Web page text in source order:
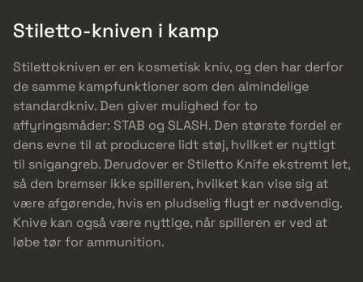
Stiletto-kniven i kamp
Stilettokniven er en kosmetisk kniv, og den har derfor
de samme kampfunktioner som den almindelige
standardkniv. Den giver mulighed for to
affyringsmåder: STAB og SLASH. Den største fordel er
dens evne til at producere lidt støj, hvilket er nyttigt
til snigangreb. Derudover er Stiletto Knife ekstremt let,
så den bremser ikke spilleren, hvilket kan vise sig at
være afgørende, hvis en pludselig flugt er nødvendig.
Knive kan også være nyttige, når spilleren er ved at
løbe tør for ammunition.